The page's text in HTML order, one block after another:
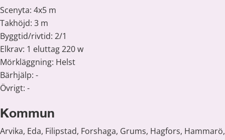
Scenyta: 4x5 m
Takhöjd: 3 m
Byggtid/rivtid: 2/1
Elkrav: 1 eluttag 220 w
Mörkläggning: Helst
Bärhjälp: -
Övrigt: -
Kommun
Arvika, Eda, Filipstad, Forshaga, Grums, Hagfors,